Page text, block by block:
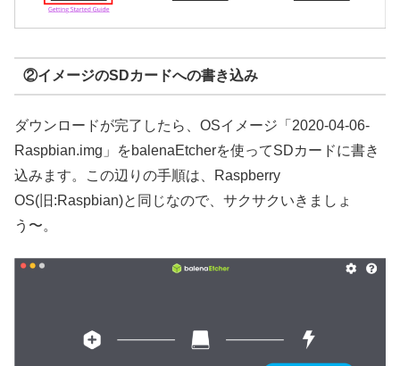
②イメージのSDカードへの書き込み
ダウンロードが完了したら、OSイメージ「2020-04-06-
Raspbian.img」をbalenaEtcherを使ってSDカードに書き
込みます。この辺りの手順は、Raspberry
OS(旧:Raspbian)と同じなので、サクサクいきましょ
う〜。